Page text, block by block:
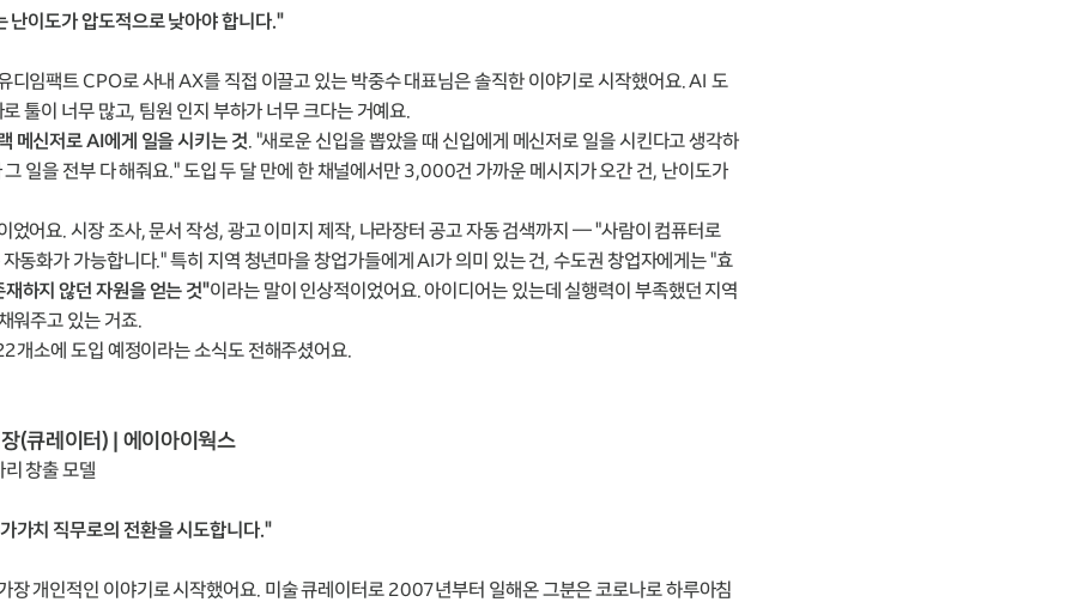
난이도가 압도적으로 낮아야 합니다."
디임팩트 CPO로 사내 AX를 직접 이끌고 있는 박중수 대표님은 솔직한 이야기로 시작했어요. AI 도
툴이 너무 많고, 팀원 인지 부하가 너무 크다는 거예요.
메신저로 AI에게 일을 시키는 것. "새로운 신입을 뽑았을 때 신입에게 메신저로 일을 시킨다고 생각하
일을 전부 다 해줘요." 도입 두 달 만에 한 채널에서만 3,000건 가까운 메시지가 오간 건, 난이도가
었어요. 시장 조사, 문서 작성, 광고 이미지 제작, 나라장터 공고 자동 검색까지 — "사람이 컴퓨터로
동화가 가능합니다." 특히 지역 청년마을 창업가들에게 AI가 의미 있는 건, 수도권 창업자에게는 "효
하지 않던 자원을 얻는 것"이라는 말이 인상적이었어요. 아이디어는 있는데 실행력이 부족했던 지역
워주고 있는 거죠.
소에 도입 예정이라는 소식도 전해주셨어요.
(큐레이터) | 에이아이웍스
창출 모델
가치 직무로의 전환을 시도합니다."
장 개인적인 이야기로 시작했어요. 미술 큐레이터로 2007년부터 일해온 그분은 코로나로 하루아침